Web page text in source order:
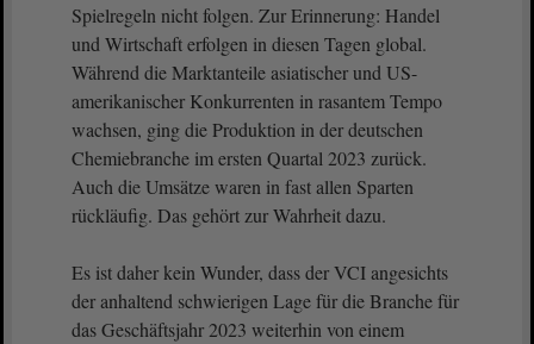
Spielregeln nicht folgen. Zur Erinnerung: Handel
und Wirtschaft erfolgen in diesen Tagen global.
Während die Marktanteile asiatischer und US-
amerikanischer Konkurrenten in rasantem Tempo
wachsen, ging die Produktion in der deutschen
Chemiebranche im ersten Quartal 2023 zurück.
Auch die Umsätze waren in fast allen Sparten
rückläufig. Das gehört zur Wahrheit dazu.
Es ist daher kein Wunder, dass der VCI angesichts
der anhaltend schwierigen Lage für die Branche für
das Geschäftsjahr 2023 weiterhin von einem